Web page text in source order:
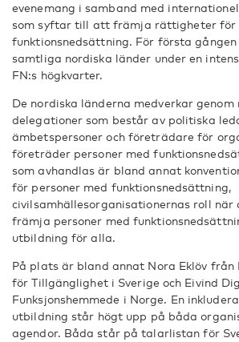
evenemang i samband med
som syftar till att främja rättigheter för
funktionsnedsättning. För första
samtliga nordiska länder under en
FN:s högkvarter.
De nordiska länderna medverkar genom
delegationer som består av politiska
ämbetspersoner och företrädare för
företräder personer med
som avhandlas är bland annat
för personer med funktionsnedsättning,
civilsamhällesorganisationernas roll
främja personer med
utbildning för alla.
På plats är bland annat Nora Eklöv
för Tillgänglighet i Sverige och Eivind
Funksjonshemmede i Norge. En
utbildning står högt upp på båda
agendor. Båda står på talarlistan för